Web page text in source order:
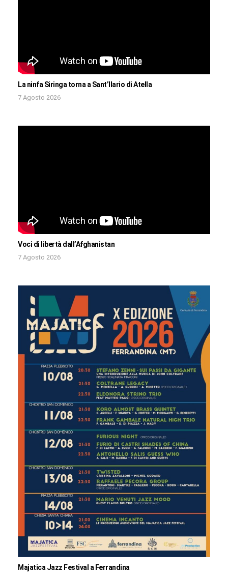
La ninfa Siringa torna a Sant’Ilario di Atella
7 Agosto 2026
Voci di libertà dall’Afghanistan
7 Agosto 2026
Majatica Jazz Festival a Ferrandina